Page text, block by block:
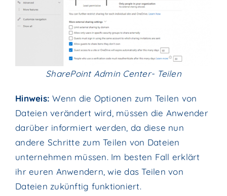
SharePoint Admin Center- Teilen
Hinweis: Wenn die Optionen zum Teilen von
Dateien verändert wird, müssen die Anwender
darüber informiert werden, da diese nun
andere Schritte zum Teilen von Dateien
unternehmen müssen. Im besten Fall erklärt
ihr euren Anwendern, wie das Teilen von
Dateien zukünftig funktioniert.